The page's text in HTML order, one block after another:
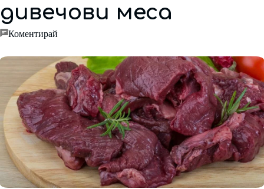
дивечови меса
Коментирай
и
препоръки
при
приготвянето
на
дивечови
меса